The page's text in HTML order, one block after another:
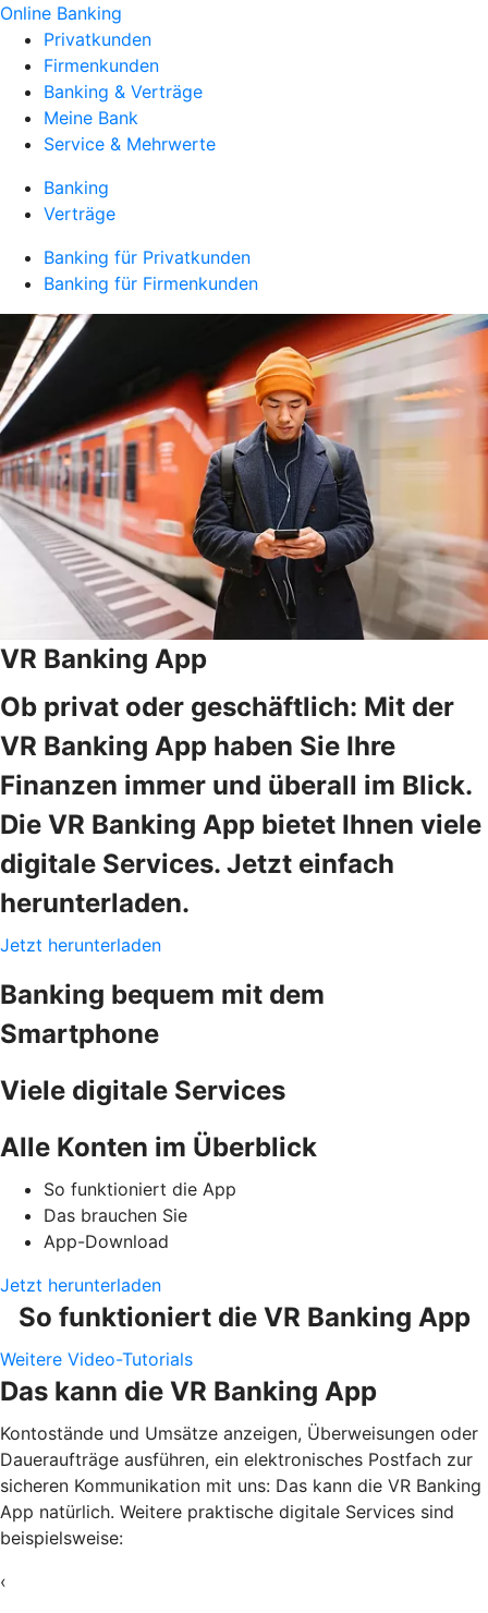
Online Banking
Privatkunden
Firmenkunden
Banking & Verträge
Meine Bank
Service & Mehrwerte
Banking
Verträge
Banking für Privatkunden
Banking für Firmenkunden
VR Banking App
Ob privat oder geschäftlich: Mit der
VR Banking App haben Sie Ihre
Finanzen immer und überall im Blick.
Die VR Banking App bietet Ihnen viele
digitale Services. Jetzt einfach
herunterladen.
Jetzt herunterladen
Banking bequem mit dem
Smartphone
Viele digitale Services
Alle Konten im Überblick
So funktioniert die App
Das brauchen Sie
App-Download
Jetzt herunterladen
So funktioniert die VR Banking App
Weitere Video-Tutorials
Das kann die VR Banking App
Kontostände und Umsätze anzeigen, Überweisungen oder
Daueraufträge ausführen, ein elektronisches Postfach zur
sicheren Kommunikation mit uns: Das kann die VR Banking
App natürlich. Weitere praktische digitale Services sind
beispielsweise:
‹